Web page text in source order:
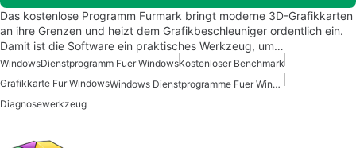
Das kostenlose Programm Furmark bringt moderne 3D-Grafikkarten
an ihre Grenzen und heizt dem Grafikbeschleuniger ordentlich ein.
Damit ist die Software ein praktisches Werkzeug, um…
WindowsDienstprogramm Fuer WindowsKostenloser Benchmark
Grafikkarte Fur Windows
Windows Dienstprogramme Fuer Windows 10
Diagnosewerkzeug